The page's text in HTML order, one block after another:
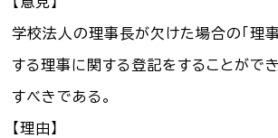
学校法人の理事長が欠けた場合の「理
する理事に関する登記をすることがで
すべきである。
【理由】